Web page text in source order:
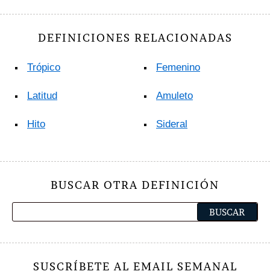
DEFINICIONES RELACIONADAS
Trópico
Latitud
Hito
Femenino
Amuleto
Sideral
BUSCAR OTRA DEFINICIÓN
SUSCRÍBETE AL EMAIL SEMANAL